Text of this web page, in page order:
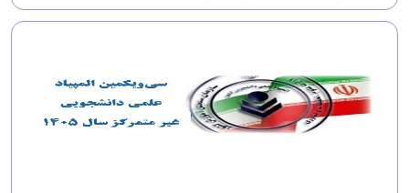
شد. ...